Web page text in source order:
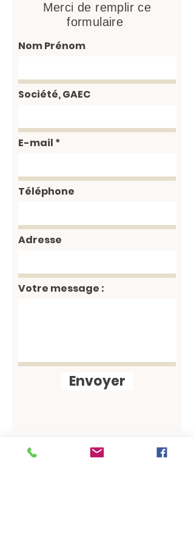
Merci de remplir ce
formulaire
Nom Prénom
Société, GAEC
E-mail
Téléphone
Adresse
Votre message :
Envoyer